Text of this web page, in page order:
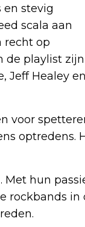
en stevig
scala aan
recht op
de playlist zijn
Jeff Healey en
voor
optredens.
Met hun
rockbands in